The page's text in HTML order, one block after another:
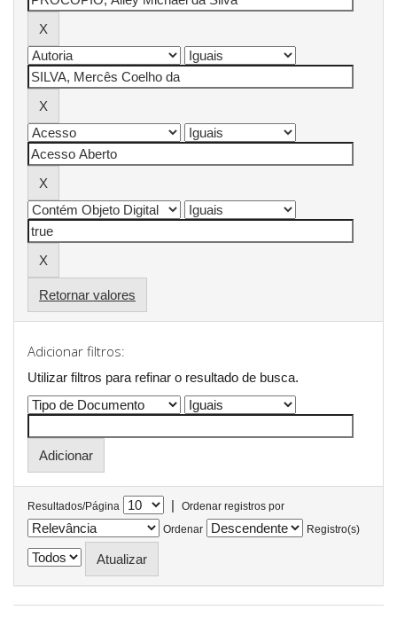
Retornar valores
Adicionar filtros:
Utilizar filtros para refinar o resultado de busca.
Resultados/Página |
Ordenar registros por
Ordenar
Registro(s)